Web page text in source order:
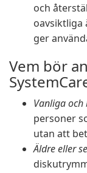
och
oavsiktliga
ger
Vem bör
Vanliga
personer
utan att
Äldre eller